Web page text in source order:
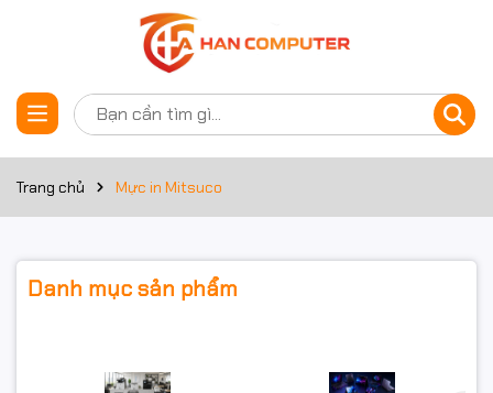
Trang chủ Mực in Mitsuco
Danh mục sản phẩm